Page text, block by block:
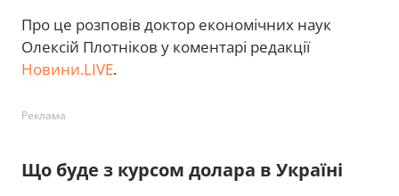
Про це розповів доктор економічних наук
Олексій Плотніков у коментарі редакції
Новини.LIVE.
Реклама
Що буде з курсом долара в Україні